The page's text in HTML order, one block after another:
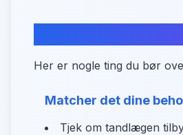
Her er nogle ting du bør
Matcher det dine
Tjek om tandlægen